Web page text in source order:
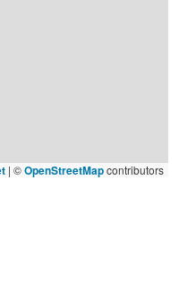
| ©OpenStreetMapcontributors